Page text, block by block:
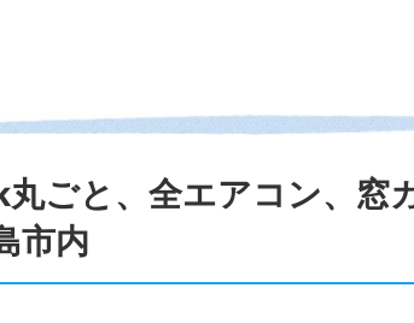
丸ごと、全エアコン、窓
市内